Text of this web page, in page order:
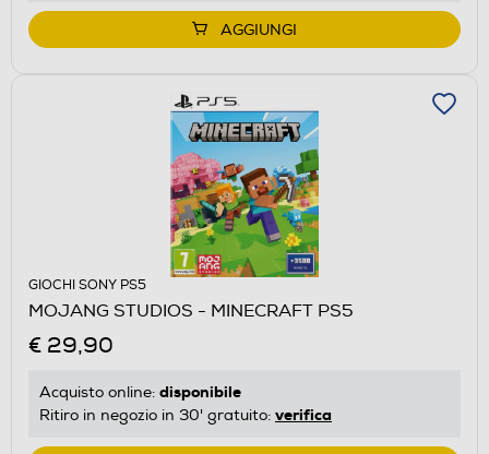
AGGIUNGI
GIOCHI SONY PS5
MOJANG STUDIOS - MINECRAFT PS5
€ 29,90
Acquisto online: disponibile
Ritiro in negozio in 30' gratuito: verifica